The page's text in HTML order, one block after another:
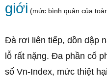
giới (mức bình quân của
Đà rơi liên tiếp, dồn dập
lỗ rất nặng. Đa phần cổ
số Vn-Index, mức thiệt